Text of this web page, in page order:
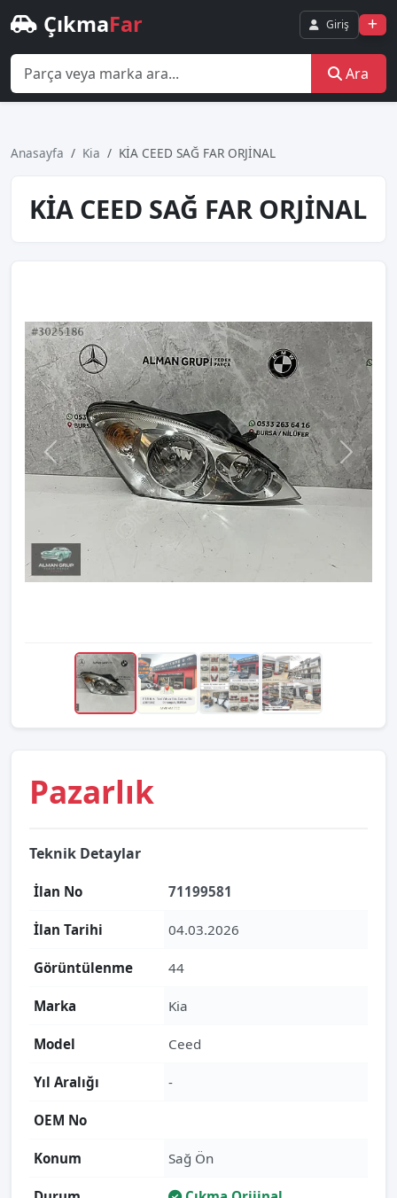
ÇıkmaFar Giriş
Ara
Anasayfa Kia KİA CEED SAĞ FAR ORJİNAL
KİA CEED SAĞ FAR ORJİNAL
Pazarlık
Teknik Detaylar
İlan No 71199581
İlan Tarihi 04.03.2026
Görüntülenme 44
Marka Kia
Model Ceed
Yıl Aralığı -
OEM No
Konum Sağ Ön